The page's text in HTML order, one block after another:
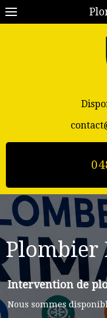
Plombier
Intervention de
Nous sommes